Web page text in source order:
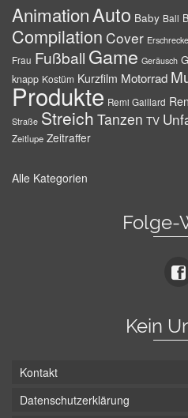
AnimationAuto Baby Ball
Compilation Cover
Frau Fußball Game Geräusch
knapp Kostüm Kurzfilm Motorrad
Produkte Remi Gaillard
Straße Streich Tanzen TV
Zeitlupe Zeitraffer
Alle Kategorien
Folge-
Kein
Kontakt
Datenschutzerklärung